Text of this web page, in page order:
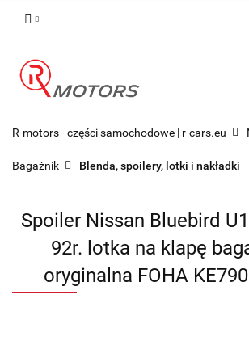
R-motors - części samochodowe | r-cars.eu
Bagażnik Blenda, spoilery, lotki i nakładki
Spoiler Nissan Bluebird
92r. lotka na klapę
oryginalna FOHA